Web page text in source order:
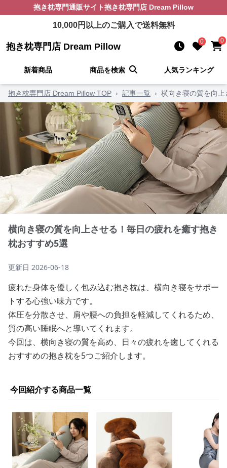
抱き枕専門通販サイト抱き枕専門店 Dream Pillow
10,000円以上のご購入で送料無料
抱き枕専門店 Dream Pillow 0 0
新着商品 商品を検索 人気ランキング
抱き枕専門店 Dream Pillow TOP › 記事一覧 › 横向き寝の質を向
横向き寝の質を向上させる！毎日の疲れを癒す抱き
枕おすすめ5選
更新日 2026-06-18
疲れた身体を優しく包み込む抱き枕は、横向き寝をサポー
トする心強い味方です。
体圧を分散させ、肩や腰への負担を軽減してくれるため、
質の高い睡眠へと導いてくれます。
今回は、横向き寝の質を高め、日々の疲れを癒してくれる
おすすめの抱き枕を5つご紹介します。
今回紹介する商品一覧